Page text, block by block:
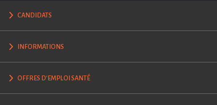
CANDIDATS
INFORMATIONS
OFFRES D'EMPLOI SANTÉ